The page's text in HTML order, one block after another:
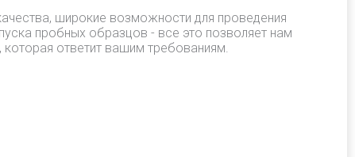
широкие возможности для проведения
пробных образцов - все это позволяет нам
которая ответит вашим требованиям.